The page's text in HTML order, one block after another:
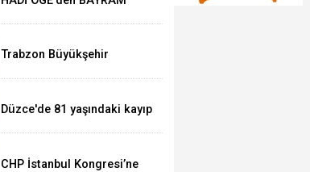
Trabzon Büyükşehir
psikolojik destek hizmeti
Düzce'de 81 yaşındaki kayıp
CHP İstanbul Kongresi’ne